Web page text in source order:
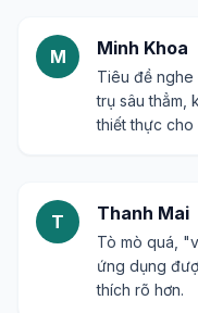
M Minh Khoa
Tiêu đề nghe
trụ sâu thẳm,
thiết thực cho
T Thanh Mai
Tò mò quá,
ứng dụng
thích rõ hơn.